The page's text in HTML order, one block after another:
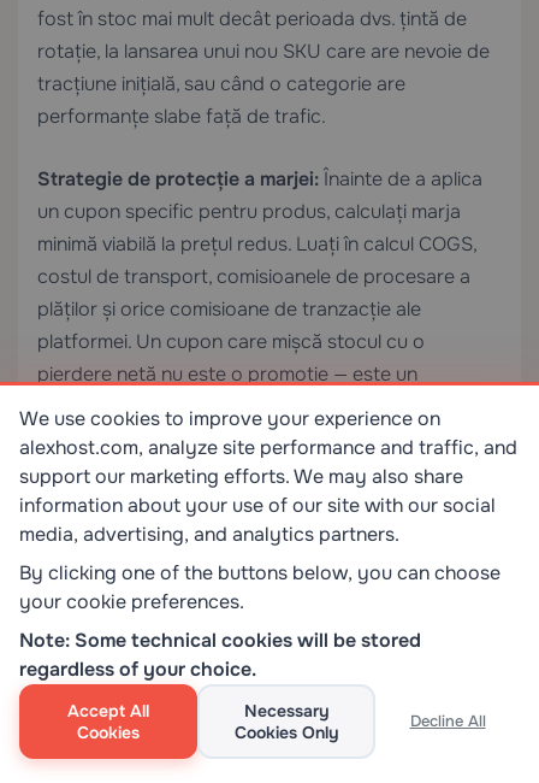
fost în stoc mai mult decât perioada dvs. țintă de
rotație, la lansarea unui nou SKU care are nevoie de
tracțiune inițială, sau când o categorie are
performanțe slabe față de trafic.
Strategie de protecție a marjei: Înainte de a aplica
un cupon specific pentru produs, calculați marja
minimă viabilă la prețul redus. Luați în calcul COGS,
costul de transport, comisioanele de procesare a
plăților și orice comisioane de tranzacție ale
platformei. Un cupon care mișcă stocul cu o
pierdere netă nu este o promoție — este un
eveniment de lichidare.
Bune practici operaționale pentru
gestionarea cupoanelor
Preveniți abuzul prin combinarea cupoanelor.
Majoritatea platformelor de e-commerce permit
implicit mai multe cupoane per comandă. Dacă
combinarea nu este intenționată, dezactivați-o
explicit. În WooCommerce, debifați „Utilizare
individuală” pentru a preveni combinarea — sau mai
degrabă, bifați-o pentru a impune reguli de un singur
We use cookies to improve your experience on
alexhost.com, analyze site performance and traffic, and
support our marketing efforts. We may also share
information about your use of our site with our social
media, advertising, and analytics partners.
By clicking one of the buttons below, you can choose
your cookie preferences.
Note: Some technical cookies will be stored
regardless of your choice.
Accept All
Cookies
Necessary
Cookies Only
Decline All